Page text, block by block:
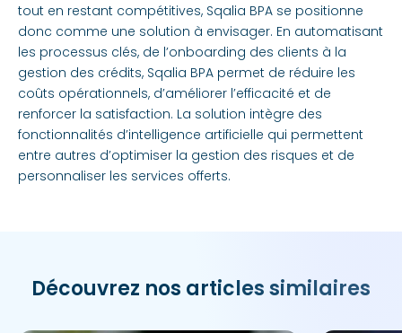
tout en restant compétitives, Sqalia BPA se positionne
donc comme une solution à envisager. En automatisant
les processus clés, de l’onboarding des clients à la
gestion des crédits, Sqalia BPA permet de réduire les
coûts opérationnels, d’améliorer l’efficacité et de
renforcer la satisfaction. La solution intègre des
fonctionnalités d’intelligence artificielle qui permettent
entre autres d’optimiser la gestion des risques et de
personnaliser les services offerts.
Découvrez nos articles similaires